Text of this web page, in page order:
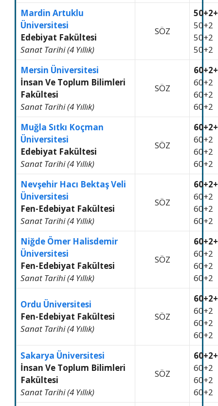
Mardin Artuklu
Üniversitesi
Edebiyat Fakültesi
Sanat Tarihi (4 Yıllık)
SÖZ
50+2
50+2
50+2
Mersin Üniversitesi
İnsan Ve Toplum Bilimleri
Fakültesi
Sanat Tarihi (4 Yıllık)
SÖZ
60+2
60+2
60+2
Muğla Sıtkı Koçman
Üniversitesi
Edebiyat Fakültesi
Sanat Tarihi (4 Yıllık)
SÖZ
60+2
60+2
60+2
Nevşehir Hacı Bektaş Veli
Üniversitesi
Fen-Edebiyat Fakültesi
Sanat Tarihi (4 Yıllık)
SÖZ
60+2
60+2
60+2
Niğde Ömer Halisdemir
Üniversitesi
Fen-Edebiyat Fakültesi
Sanat Tarihi (4 Yıllık)
SÖZ
60+2
60+2
60+2
Ordu Üniversitesi
Fen-Edebiyat Fakültesi
Sanat Tarihi (4 Yıllık)
SÖZ
60+2
60+2
60+2
Sakarya Üniversitesi
İnsan Ve Toplum Bilimleri
Fakültesi
Sanat Tarihi (4 Yıllık)
SÖZ
60+2
60+2
60+2